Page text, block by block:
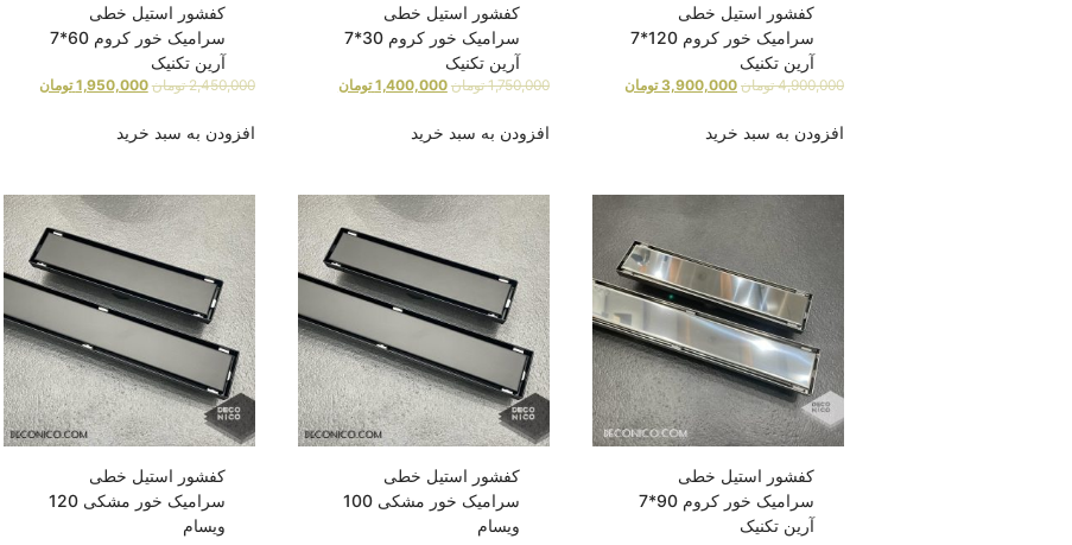
کفشور استیل خطی
سرامیک خور کروم 120*7
آرین تکنیک
4,900,000 تومان 3,900,000 تومان
افزودن به سبد خرید
کفشور استیل خطی
سرامیک خور کروم 30*7
آرین تکنیک
1,750,000 تومان 1,400,000 تومان
افزودن به سبد خرید
کفشور استیل خطی
سرامیک خور کروم 60*7
آرین تکنیک
2,450,000 تومان 1,950,000 تومان
افزودن به سبد خرید
کفشور استیل خطی
سرامیک خور کروم 90*7
آرین تکنیک
کفشور استیل خطی
سرامیک خور مشکی 100
ویسام
کفشور استیل خطی
سرامیک خور مشکی 120
ویسام